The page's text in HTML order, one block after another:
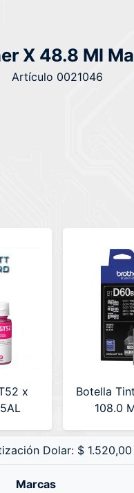
X 48.8 Ml
Artículo 0021046
x
Botella
108.0
Dolar: $ 1.520,00
Marcas